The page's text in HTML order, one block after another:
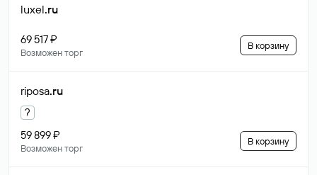
luxel.ru
69 517 ₽
Возможен торг
В корзину
riposa.ru
?
59 899 ₽
Возможен торг
В корзину